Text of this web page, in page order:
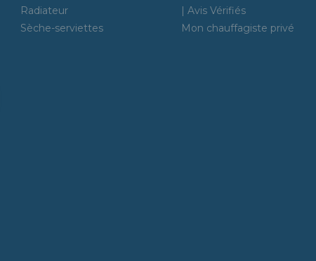
Radiateur
Sèche-serviettes
| Avis Vérifiés
Mon chauffagiste privé